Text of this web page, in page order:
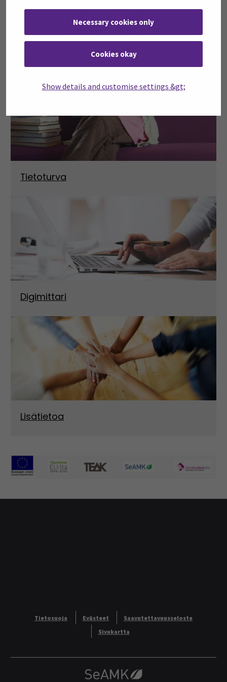
Necessary cookies only
Cookies okay
Show details and customise settings &gt;
Tietoturva
Digimittari
Lisätietoa
Tietosuoja Evästeet
Saavutettavuusseloste
Sivukartta